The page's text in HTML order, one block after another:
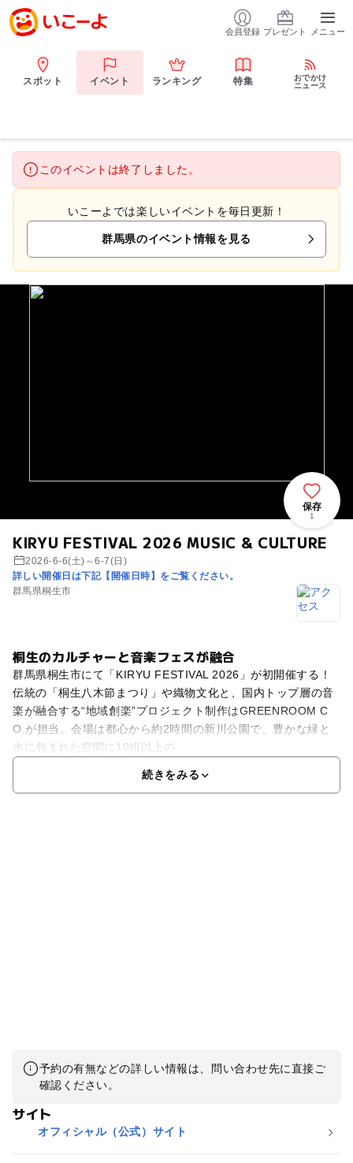
会員登録 プレゼント メニュー
スポット イベント ランキング 特集
おでかけ
ニュース
このイベントは終了しました。
いこーよでは楽しいイベントを毎日更新！
群馬県のイベント情報を見る
KIRYU FESTIVAL 2026 MUSIC & CULTURE
2026-6-6(土)～6-7(日)
詳しい開催日は下記【開催日時】をご覧ください。
群馬県桐生市
保存
1
桐生のカルチャーと音楽フェスが融合
群馬県桐生市にて「KIRYU FESTIVAL 2026」が初開催する！
伝統の「桐生八木節まつり」や織物文化と、国内トップ層の音
楽が融合する“地域創楽”プロジェクト制作はGREENROOM C
O.が担当。会場は都心から約2時間の新川公園で、豊かな緑と
水に包まれた空間に10組以上の
続きをみる
予約の有無などの詳しい情報は、問い合わせ先に直接ご
確認ください。
サイト
オフィシャル（公式）サイト